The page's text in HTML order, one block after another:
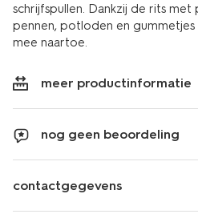
schrijfspullen. Dankzij de rits
pennen, potloden en gummetjes
mee naartoe.
meer productinformatie
nog geen beoordeling
contactgegevens